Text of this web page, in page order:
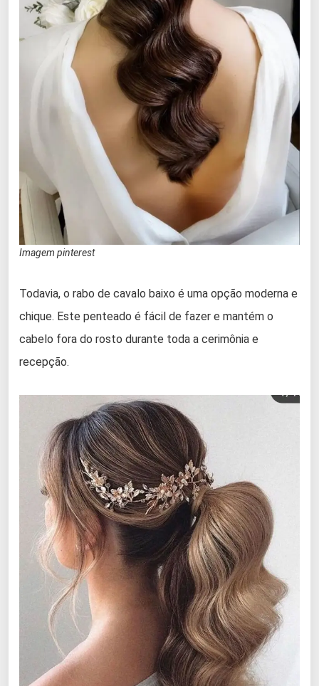
Imagem pinterest
Todavia, o rabo de cavalo baixo é uma opção moderna e
chique. Este penteado é fácil de fazer e mantém o
cabelo fora do rosto durante toda a cerimônia e
recepção.